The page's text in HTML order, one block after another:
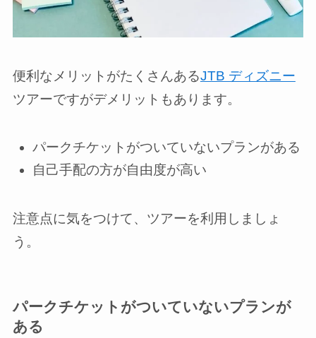
便利なメリットがたくさんあるJTB ディズニー
ツアーですがデメリットもあります。
パークチケットがついていないプランがある
自己手配の方が自由度が高い
注意点に気をつけて、ツアーを利用しましょ
う。
パークチケットがついていないプランが
ある